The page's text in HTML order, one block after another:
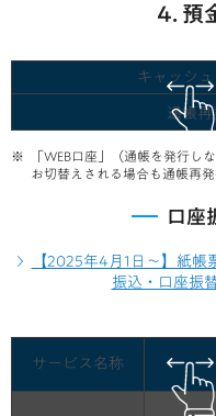
4. 預
キャッシ
通帳再
「WEB口座」（通帳を発行し
お切替えされる場合も通帳再
口座
【2025年4月1日～】紙
振込・口座振
サービス名称